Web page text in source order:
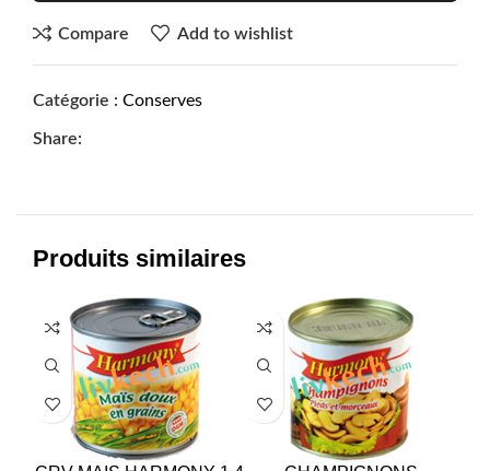
Compare Add to wishlist
Catégorie : Conserves
Share:
Produits similaires